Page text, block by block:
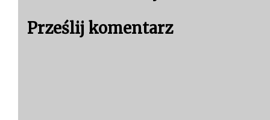
Prześlij komentarz